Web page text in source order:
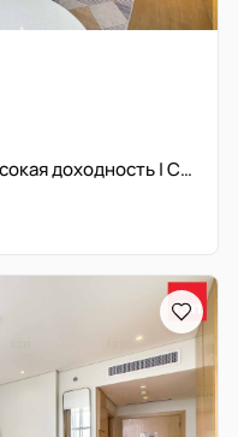
Инвестиционный вариант | Высокая доходность | Свободна скоро | Балкон